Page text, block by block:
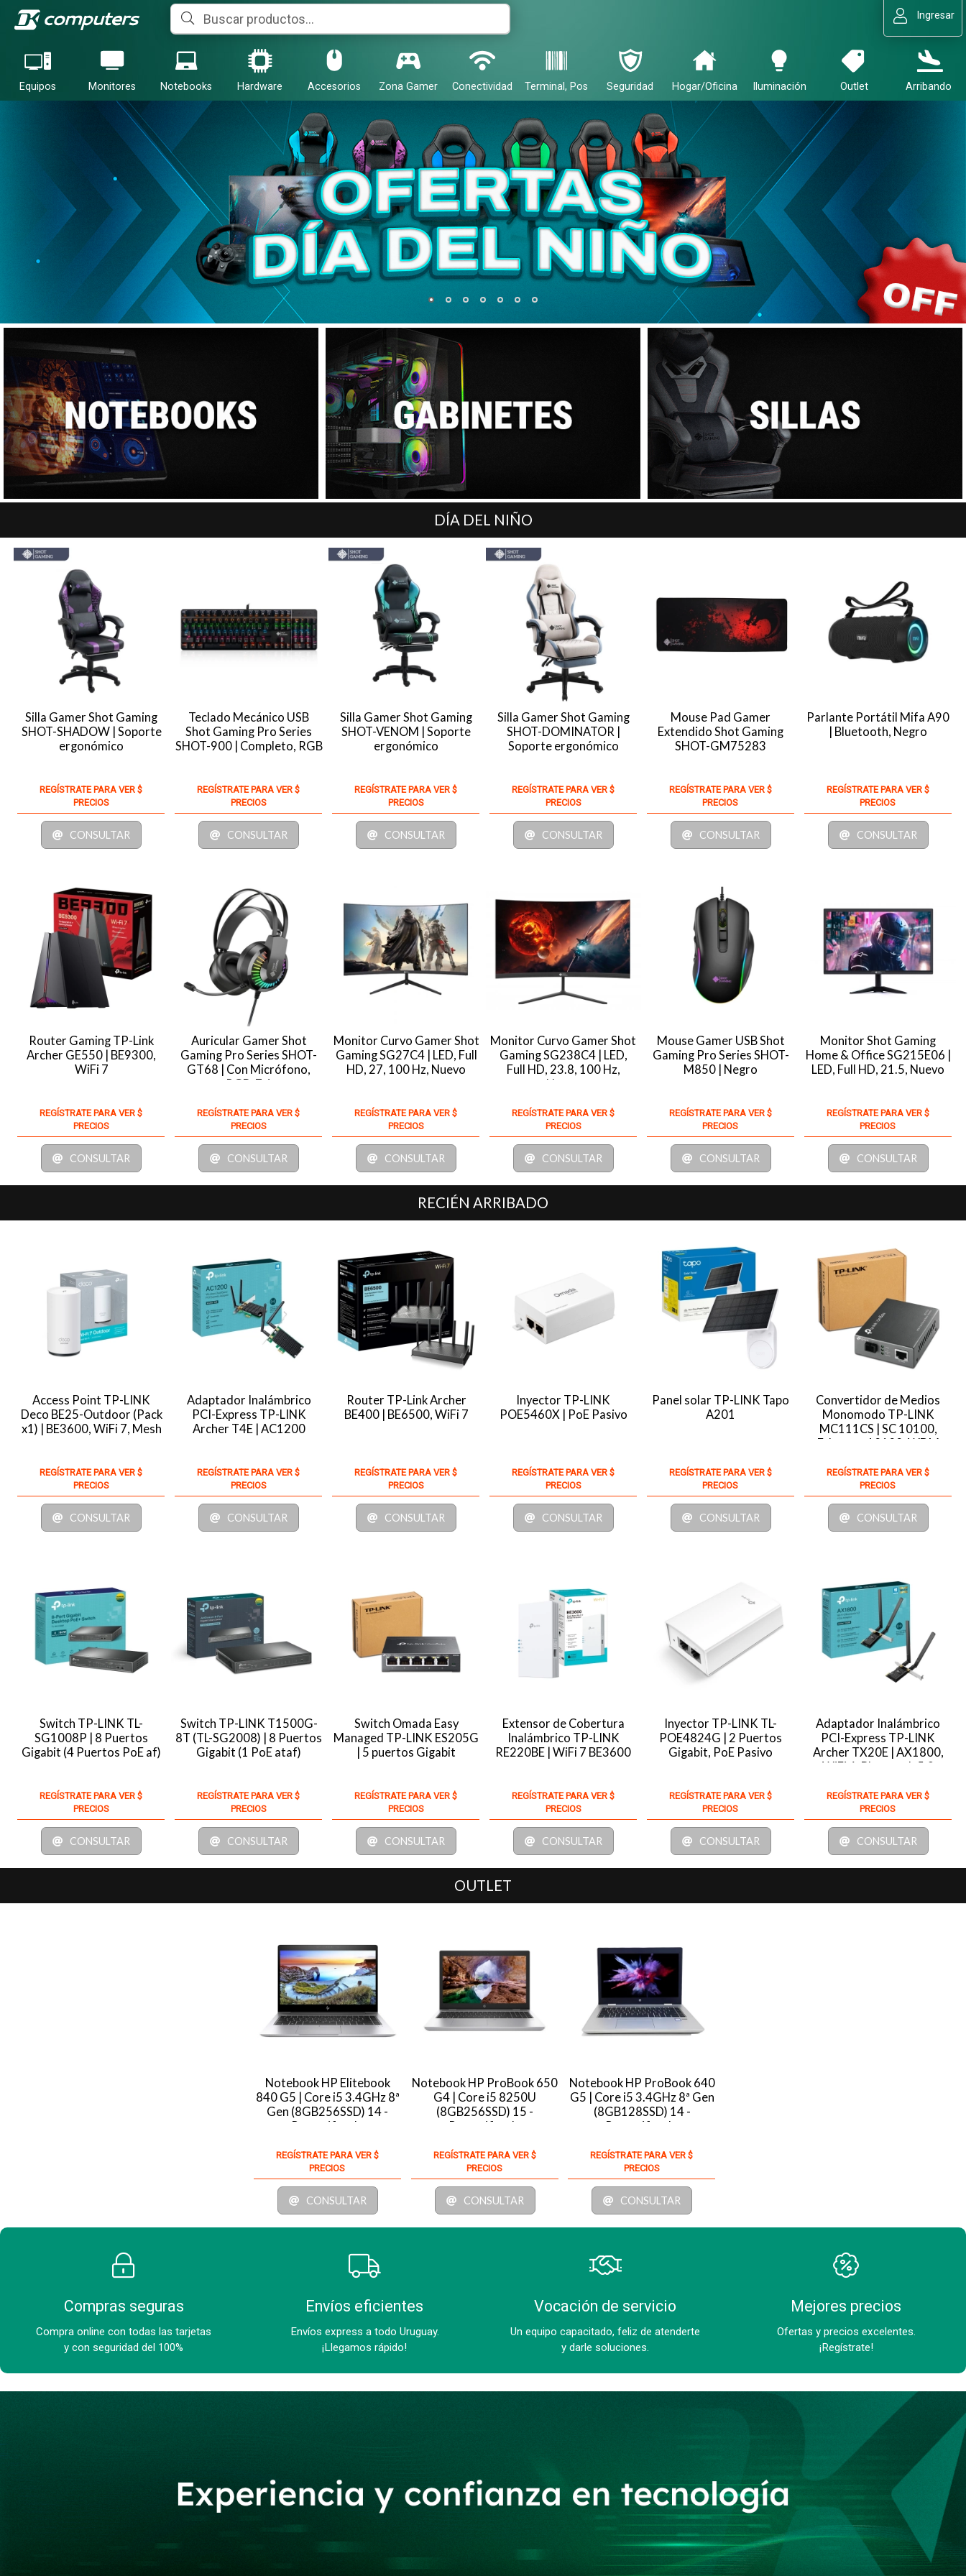
Ingresar
Equipos Monitores Notebooks Hardware Accesorios Zona Gamer Conectividad Terminal, Pos Seguridad Hogar/Oficina Iluminación Outlet Arribando
DÍA DEL NIÑO
Silla Gamer Shot Gaming
SHOT-SHADOW | Soporte
ergonómico
REGÍSTRATE PARA VER $
PRECIOS
CONSULTAR
Teclado Mecánico USB
Shot Gaming Pro Series
SHOT-900 | Completo, RGB
REGÍSTRATE PARA VER $
PRECIOS
CONSULTAR
Silla Gamer Shot Gaming
SHOT-VENOM | Soporte
ergonómico
REGÍSTRATE PARA VER $
PRECIOS
CONSULTAR
Silla Gamer Shot Gaming
SHOT-DOMINATOR |
Soporte ergonómico
REGÍSTRATE PARA VER $
PRECIOS
CONSULTAR
Mouse Pad Gamer
Extendido Shot Gaming
SHOT-GM75283
REGÍSTRATE PARA VER $
PRECIOS
CONSULTAR
Parlante Portátil Mifa A90
| Bluetooth, Negro
REGÍSTRATE PARA VER $
PRECIOS
CONSULTAR
Router Gaming TP-Link
Archer GE550 | BE9300,
WiFi 7
REGÍSTRATE PARA VER $
PRECIOS
CONSULTAR
Auricular Gamer Shot
Gaming Pro Series SHOT-
GT68 | Con Micrófono,
RGB, 7.1
REGÍSTRATE PARA VER $
PRECIOS
CONSULTAR
Monitor Curvo Gamer Shot
Gaming SG27C4 | LED, Full
HD, 27, 100 Hz, Nuevo
REGÍSTRATE PARA VER $
PRECIOS
CONSULTAR
Monitor Curvo Gamer Shot
Gaming SG238C4 | LED,
Full HD, 23.8, 100 Hz,
Nuevo
REGÍSTRATE PARA VER $
PRECIOS
CONSULTAR
Mouse Gamer USB Shot
Gaming Pro Series SHOT-
M850 | Negro
REGÍSTRATE PARA VER $
PRECIOS
CONSULTAR
Monitor Shot Gaming
Home & Office SG215E06 |
LED, Full HD, 21.5, Nuevo
REGÍSTRATE PARA VER $
PRECIOS
CONSULTAR
RECIÉN ARRIBADO
Access Point TP-LINK
Deco BE25-Outdoor (Pack
x1) | BE3600, WiFi 7, Mesh
REGÍSTRATE PARA VER $
PRECIOS
CONSULTAR
Adaptador Inalámbrico
PCI-Express TP-LINK
Archer T4E | AC1200
REGÍSTRATE PARA VER $
PRECIOS
CONSULTAR
Router TP-Link Archer
BE400 | BE6500, WiFi 7
REGÍSTRATE PARA VER $
PRECIOS
CONSULTAR
Inyector TP-LINK
POE5460X | PoE Pasivo
REGÍSTRATE PARA VER $
PRECIOS
CONSULTAR
Panel solar TP-LINK Tapo
A201
REGÍSTRATE PARA VER $
PRECIOS
CONSULTAR
Convertidor de Medios
Monomodo TP-LINK
MC111CS | SC 10100,
Ethernet 10100, WDM
REGÍSTRATE PARA VER $
PRECIOS
CONSULTAR
Switch TP-LINK TL-
SG1008P | 8 Puertos
Gigabit (4 Puertos PoE af)
REGÍSTRATE PARA VER $
PRECIOS
CONSULTAR
Switch TP-LINK T1500G-
8T (TL-SG2008) | 8 Puertos
Gigabit (1 PoE ataf)
REGÍSTRATE PARA VER $
PRECIOS
CONSULTAR
Switch Omada Easy
Managed TP-LINK ES205G
| 5 puertos Gigabit
REGÍSTRATE PARA VER $
PRECIOS
CONSULTAR
Extensor de Cobertura
Inalámbrico TP-LINK
RE220BE | WiFi 7 BE3600
REGÍSTRATE PARA VER $
PRECIOS
CONSULTAR
Inyector TP-LINK TL-
POE4824G | 2 Puertos
Gigabit, PoE Pasivo
REGÍSTRATE PARA VER $
PRECIOS
CONSULTAR
Adaptador Inalámbrico
PCI-Express TP-LINK
Archer TX20E | AX1800,
WiFi 6, Bluetooth 5.2
REGÍSTRATE PARA VER $
PRECIOS
CONSULTAR
OUTLET
Notebook HP Elitebook
840 G5 | Core i5 3.4GHz 8ª
Gen (8GB256SSD) 14 -
Recertificado
REGÍSTRATE PARA VER $
PRECIOS
CONSULTAR
Notebook HP ProBook 650
G4 | Core i5 8250U
(8GB256SSD) 15 -
Recertificado
REGÍSTRATE PARA VER $
PRECIOS
CONSULTAR
Notebook HP ProBook 640
G5 | Core i5 3.4GHz 8ª Gen
(8GB128SSD) 14 -
Recertificado
REGÍSTRATE PARA VER $
PRECIOS
CONSULTAR
Compras seguras
Compra online con todas las tarjetas
y con seguridad del 100%
Envíos eficientes
Envíos express a todo Uruguay.
¡Llegamos rápido!
Vocación de servicio
Un equipo capacitado, feliz de atenderte
y darle soluciones.
Mejores precios
Ofertas y precios excelentes.
¡Regístrate!